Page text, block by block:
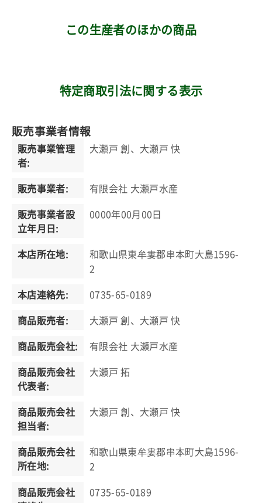
この生産者のほかの商品
特定商取引法に関する表示
販売事業者情報
販売事業管理
者:
大瀬戸 創、大瀬戸 快
販売事業者:
有限会社 大瀬戸水産
販売事業者設
立年月日:
0000年00月00日
本店所在地:
和歌山県東牟婁郡串本町大島1596-
2
本店連絡先:
0735-65-0189
商品販売者:
大瀬戸 創、大瀬戸 快
商品販売会社:
有限会社 大瀬戸水産
商品販売会社
代表者:
大瀬戸 拓
商品販売会社
担当者:
大瀬戸 創、大瀬戸 快
商品販売会社
所在地:
和歌山県東牟婁郡串本町大島1596-
2
商品販売会社
0735-65-0189